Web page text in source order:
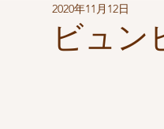
Full Moon 美味しいもの
ビュン
2020年11月12日